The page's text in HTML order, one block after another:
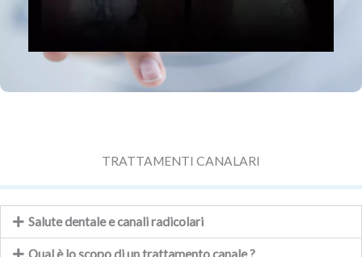
TRATTAMENTI CANALARI
Salute dentale e canali radicolari
Qual è lo scopo di un trattamento canale ?